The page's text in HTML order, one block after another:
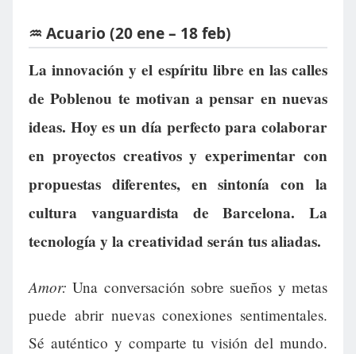
♒ Acuario (20 ene – 18 feb)
La innovación y el espíritu libre en las calles
de Poblenou te motivan a pensar en nuevas
ideas. Hoy es un día perfecto para colaborar
en proyectos creativos y experimentar con
propuestas diferentes, en sintonía con la
cultura vanguardista de Barcelona. La
tecnología y la creatividad serán tus aliadas.
Amor: Una conversación sobre sueños y metas
puede abrir nuevas conexiones sentimentales.
Sé auténtico y comparte tu visión del mundo.